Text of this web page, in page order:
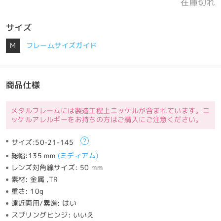
在庫切れ
サイズ
M フレームサイズガイド
商品仕様
メタルフレームには製造工程上ニッケルが含まれています。ニ
ッケルアレルギーをお持ちの方はご購入にご注意ください。
サイズ:50-21-145
総幅:135 mm (ミディアム)
レンズ対角線サイズ: 50 mm
素材:金属 ,TR
重さ: 10g
遠近両用/累進: はい
スプリングヒンジ: いいえ